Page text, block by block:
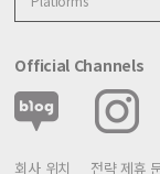
Official Channels
회사 위치 전략 제휴